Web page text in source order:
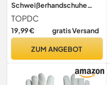
Schweißerhandschuhe
(16“)
TOPDC
19,99 € gratis Versand
ZUM ANGEBOT